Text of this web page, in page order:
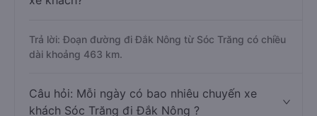
Trả lời: Đoạn đường đi Đắk Nông từ Sóc Trăng có chiều
dài khoảng 463 km.
Câu hỏi: Mỗi ngày có bao nhiêu chuyến xe
khách Sóc Trăng đi Đắk Nông ?